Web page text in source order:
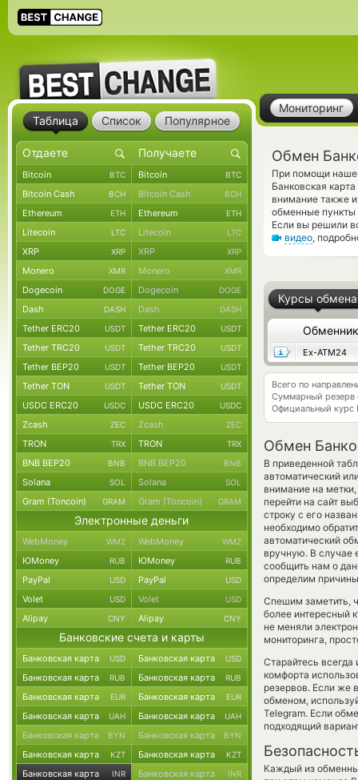
Мониторинг
Обмен
При помощи
Банковская
внимание также
обменные пункты
Если вы решили
видео,
Курсы обмена
Обменник
Ex-ATM24
Всего по
Суммарный резерв
Официальный курс
Обмен
В приведенной
автоматический
внимание на
перейти на сайт
строку с его
необходимо
автоматический
вручную. В случае
сообщить нам о
определим
Спешим заметить,
более интересный
не меняли
мониторинга,
Старайтесь всегда
комфорта
резервов. Если же
обменом,
Telegram. Если
подходящий
Каждый из
Таблица Список Популярное
Bitcoin BTC Bitcoin BTC
Bitcoin Cash BCH Bitcoin Cash BCH
Ethereum ETH Ethereum ETH
Litecoin LTC Litecoin LTC
XRP XRP XRP XRP
Monero XMR Monero XMR
Dogecoin DOGE Dogecoin DOGE
Dash DASH Dash DASH
Tether ERC20 USDT Tether ERC20 USDT
Tether TRC20 USDT Tether TRC20 USDT
Tether BEP20 USDT Tether BEP20 USDT
Tether TON USDT Tether TON USDT
USDC ERC20 USDC USDC ERC20 USDC
Zcash ZEC Zcash ZEC
TRON TRX TRON TRX
BNB BEP20 BNB BNB BEP20 BNB
Solana SOL Solana SOL
Gram (Toncoin) GRAM Gram (Toncoin) GRAM
Электронные деньги
WebMoney WMZ WebMoney WMZ
ЮMoney RUB ЮMoney RUB
PayPal USD PayPal USD
Volet USD Volet USD
Alipay CNY Alipay CNY
Банковские счета и карты
Банковская карта USD Банковская карта USD
Банковская карта RUB Банковская карта RUB
Банковская карта EUR Банковская карта EUR
Банковская карта UAH Банковская карта UAH
Банковская карта BYN Банковская карта BYN
Банковская карта KZT Банковская карта KZT
Банковская карта INR Банковская карта INR